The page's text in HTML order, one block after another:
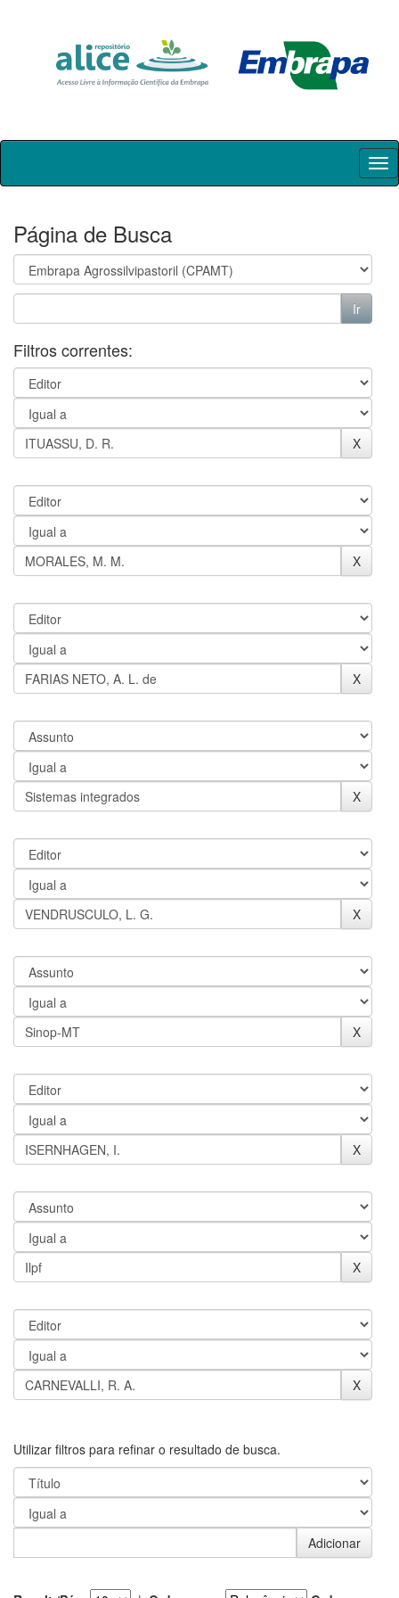
Skip
Página de Busca
Filtros correntes:
Utilizar filtros para refinar o resultado de busca.